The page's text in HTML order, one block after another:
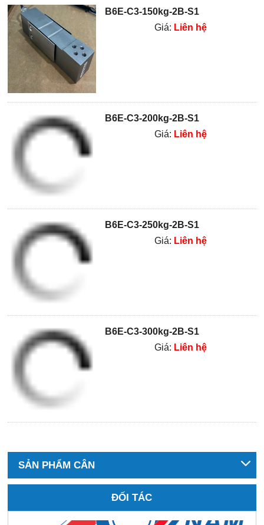
B6E-C3-150kg-2B-S1
Giá: Liên hệ
B6E-C3-200kg-2B-S1
Giá: Liên hệ
B6E-C3-250kg-2B-S1
Giá: Liên hệ
B6E-C3-300kg-2B-S1
Giá: Liên hệ
SẢN PHẨM CÂN
ĐỐI TÁC